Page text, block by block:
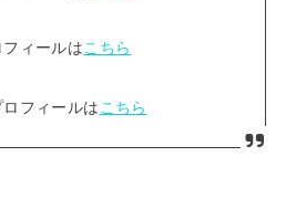
ィールはこちら
フィールは こちら